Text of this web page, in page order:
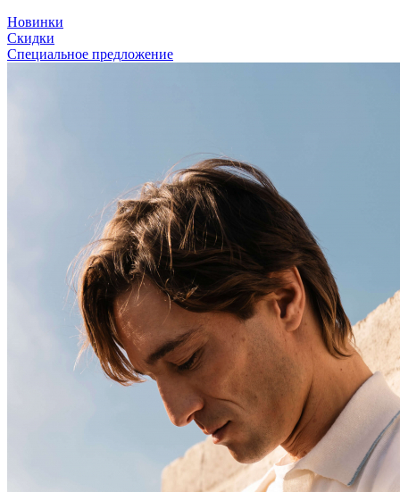
Новинки
Скидки
Специальное предложение